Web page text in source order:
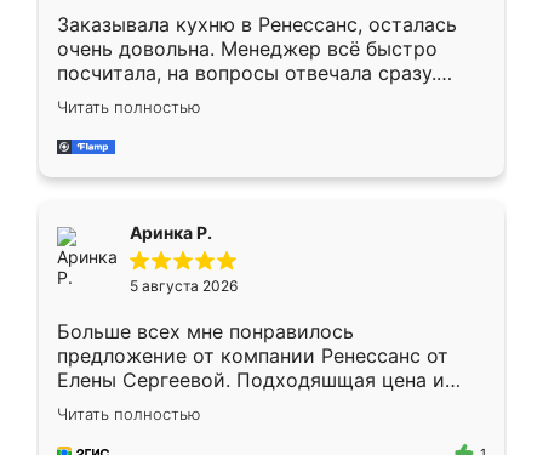
Заказывала кухню в Ренессанс, осталась
очень довольна. Менеджер всё быстро
посчитала, на вопросы отвечала сразу.
Замерщик приехал в субботу, подошёл к
делу со всей ответственностью. Собрали
за день, ребята работали аккуратно, даже
Читать полностью
Аринка Р.
5 августа 2026
Больше всех мне понравилось
предложение от компании Ренессанс от
Елены Сергеевой. Подходяшщая цена и
короткие сроки изготовления. Приехавший
для замера сотрудник Владислав
Читать полностью